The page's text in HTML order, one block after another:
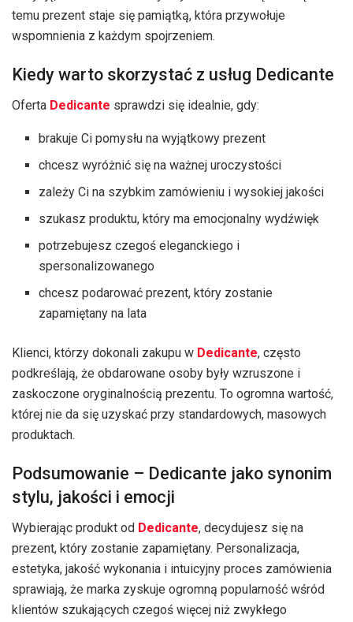
temu prezent staje się pamiątką, która przywołuje
wspomnienia z każdym spojrzeniem.
Kiedy warto skorzystać z usług Dedicante
Oferta Dedicante sprawdzi się idealnie, gdy:
brakuje Ci pomysłu na wyjątkowy prezent
chcesz wyróżnić się na ważnej uroczystości
zależy Ci na szybkim zamówieniu i wysokiej jakości
szukasz produktu, który ma emocjonalny wydźwięk
potrzebujesz czegoś eleganckiego i
spersonalizowanego
chcesz podarować prezent, który zostanie
zapamiętany na lata
Klienci, którzy dokonali zakupu w Dedicante, często
podkreślają, że obdarowane osoby były wzruszone i
zaskoczone oryginalnością prezentu. To ogromna wartość,
której nie da się uzyskać przy standardowych, masowych
produktach.
Podsumowanie – Dedicante jako synonim
stylu, jakości i emocji
Wybierając produkt od Dedicante, decydujesz się na
prezent, który zostanie zapamiętany. Personalizacja,
estetyka, jakość wykonania i intuicyjny proces zamówienia
sprawiają, że marka zyskuje ogromną popularność wśród
klientów szukających czegoś więcej niż zwykłego